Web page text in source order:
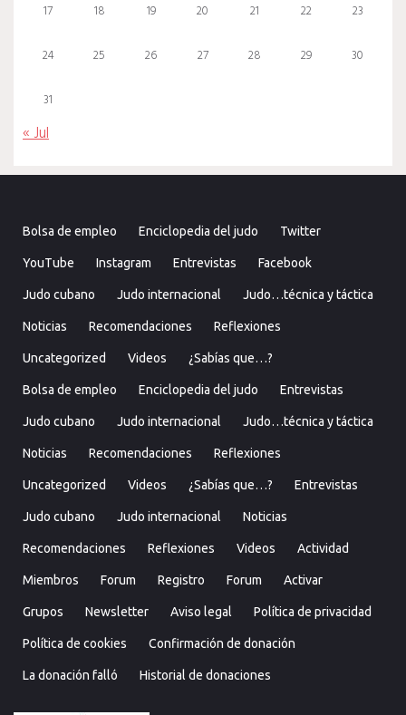
17 18 19 20 21 22 23
24 25 26 27 28 29 30
31
« Jul
Bolsa de empleo Enciclopedia del judo Twitter
YouTube Instagram Entrevistas Facebook
Judo cubano Judo internacional Judo…técnica y táctica
Noticias Recomendaciones Reflexiones
Uncategorized Videos ¿Sabías que…?
Bolsa de empleo Enciclopedia del judo Entrevistas
Judo cubano Judo internacional Judo…técnica y táctica
Noticias Recomendaciones Reflexiones
Uncategorized Videos ¿Sabías que…? Entrevistas
Judo cubano Judo internacional Noticias
Recomendaciones Reflexiones Videos Actividad
Miembros Forum Registro Forum Activar
Grupos Newsletter Aviso legal Política de privacidad
Política de cookies Confirmación de donación
La donación falló Historial de donaciones